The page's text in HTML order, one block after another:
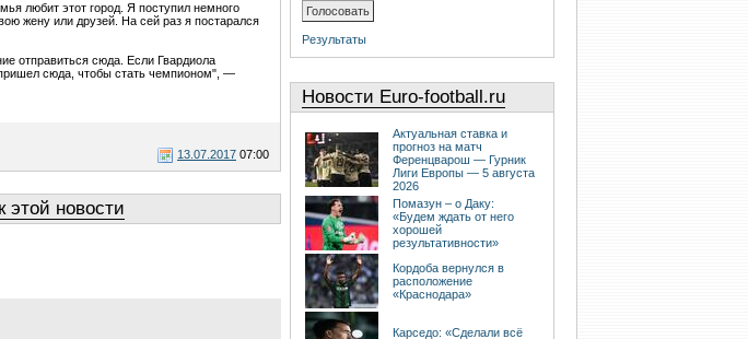
любит этот город. Я поступил немного
жену или друзей. На сей раз я постарался
отправиться сюда. Если Гвардиола
сюда, чтобы стать чемпионом", —
13.07.2017 07:00
этой новости
Результаты
Новости Euro-football.ru
Актуальная ставка и
прогноз на матч
Ференцварош — Гурник
Лиги Европы — 5 августа
2026
Помазун – о Даку:
«Будем ждать от него
хорошей
результативности»
Кордоба вернулся в
расположение
«Краснодара»
Карседо: «Сделали всё